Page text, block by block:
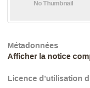
Métadonnées
Afficher la notice
Licence d’utilisation